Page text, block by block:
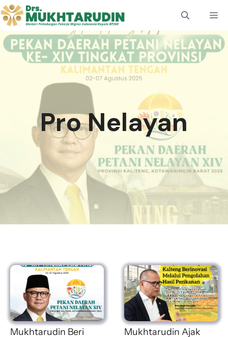
Langsung
ke
isi
Pro Nelayan
Mukhtarudin Beri
Mukhtarudin Ajak